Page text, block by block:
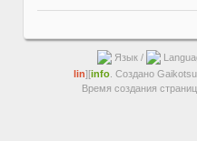
Язык /
lin][info. Создано
Время создания